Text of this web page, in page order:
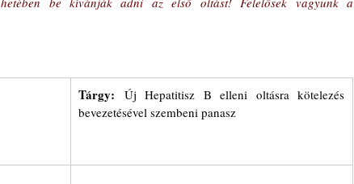
Tárgy: Új Hepatitisz B elleni oltásra kötelezés
bevezetésével szembeni panasz